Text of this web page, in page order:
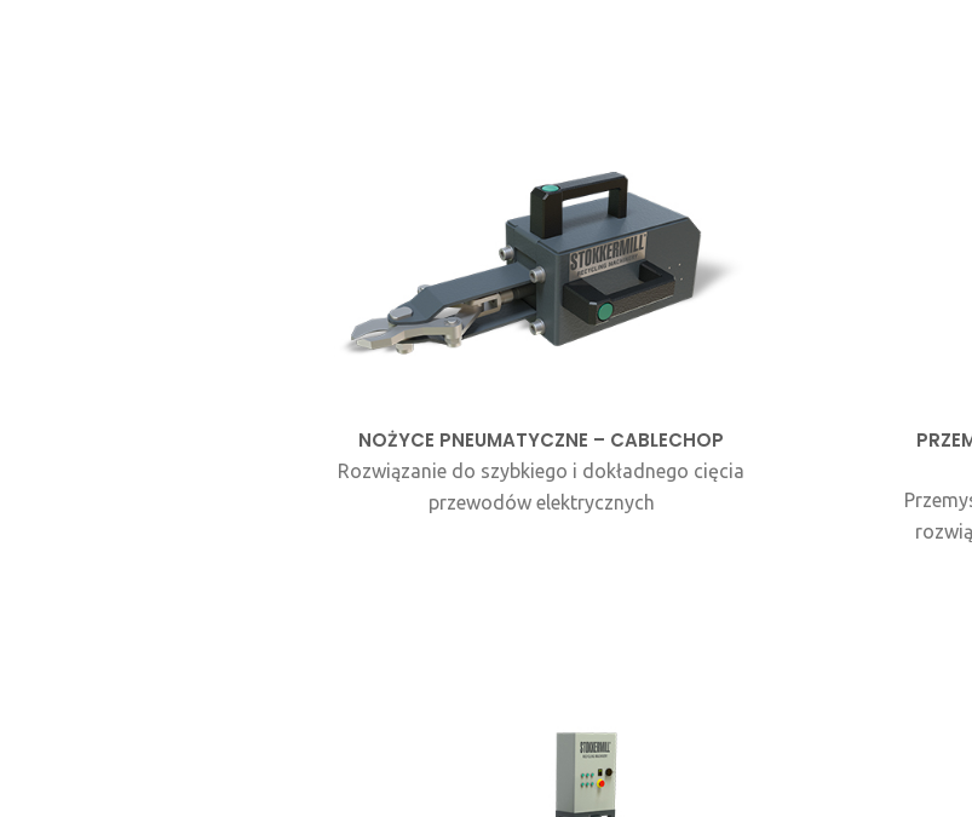
NOŻYCE PNEUMATYCZNE – CABLECHOP
Rozwiązanie do szybkiego i dokładnego cięcia
przewodów elektrycznych